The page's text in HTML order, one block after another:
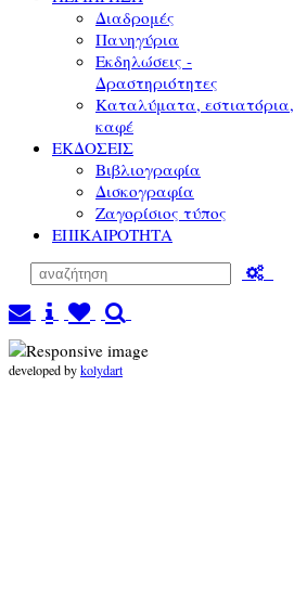
Διαδρομές
Πανηγύρια
Εκδηλώσεις -
Δραστηριότητες
Καταλύματα, εστιατόρια,
καφέ
ΕΚΔΟΣΕΙΣ
Βιβλιογραφία
Δισκογραφία
Ζαγορίσιος τύπος
ΕΠΙΚΑΙΡΟΤΗΤΑ
developed bykolydart